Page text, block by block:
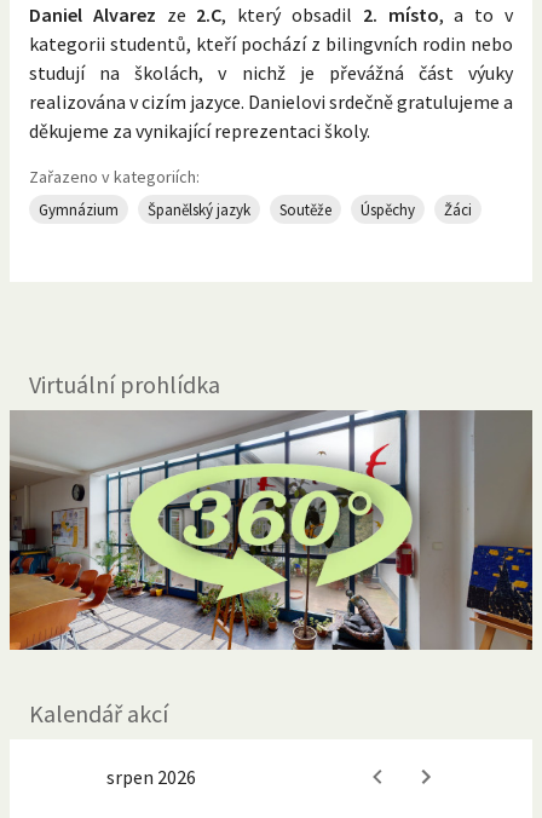
Daniel Alvarez ze 2.C, který obsadil 2. místo, a to v
kategorii studentů, kteří pochází z bilingvních rodin nebo
studují na školách, v nichž je převážná část výuky
realizována v cizím jazyce. Danielovi srdečně gratulujeme a
děkujeme za vynikající reprezentaci školy.
Zařazeno v kategoriích:
Gymnázium Španělský jazyk Soutěže Úspěchy Žáci
Virtuální prohlídka
Kalendář akcí
srpen 2026